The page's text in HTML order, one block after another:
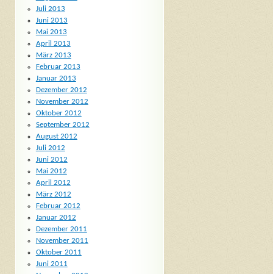
Juli 2013
Juni 2013
Mai 2013
April 2013
März 2013
Februar 2013
Januar 2013
Dezember 2012
November 2012
Oktober 2012
September 2012
August 2012
Juli 2012
Juni 2012
Mai 2012
April 2012
März 2012
Februar 2012
Januar 2012
Dezember 2011
November 2011
Oktober 2011
Juni 2011